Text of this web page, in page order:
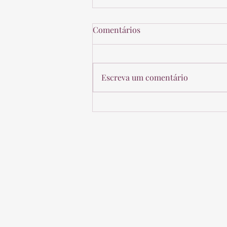
Distribuição disfarçada de
Comentários
Escreva um comentário